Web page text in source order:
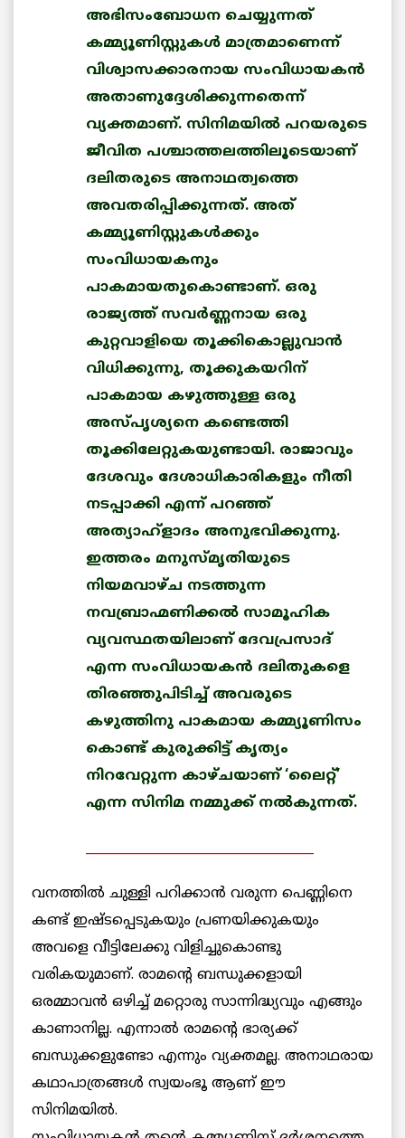
അഭിസംബോധന ചെയ്യുന്നത്
കമ്മ്യൂണിസ്റ്റുകള്‍ മാത്രമാണെന്ന്
വിശ്വാസക്കാരനായ സംവിധായകന്‍
അതാണുദ്ദേശിക്കുന്നതെന്ന്
വ്യക്തമാണ്. സിനിമയില്‍ പറയരുടെ
ജീവിത പശ്ചാത്തലത്തിലൂടെയാണ്
ദലിതരുടെ അനാഥത്വത്തെ
അവതരിപ്പിക്കുന്നത്. അത്
കമ്മ്യൂണിസ്റ്റുകള്‍ക്കും
സംവിധായകനും
പാകമായതുകൊണ്ടാണ്. ഒരു
രാജ്യത്ത് സവര്‍ണ്ണനായ ഒരു
കുറ്റവാളിയെ തൂക്കികൊല്ലുവാന്‍
വിധിക്കുന്നു, തൂക്കുകയറിന്
പാകമായ കഴുത്തുള്ള ഒരു
അസ്പൃശ്യനെ കണ്ടെത്തി
തൂക്കിലേറ്റുകയുണ്ടായി. രാജാവും
ദേശവും ദേശാധികാരികളും നീതി
നടപ്പാക്കി എന്ന് പറഞ്ഞ്
അത്യാഹ്‌ളാദം അനുഭവിക്കുന്നു.
ഇത്തരം മനുസ്മൃതിയുടെ
നിയമവാഴ്ച നടത്തുന്ന
നവബ്രാഹ്മണിക്കല്‍ സാമൂഹിക
വ്യവസ്ഥതയിലാണ് ദേവപ്രസാദ്
എന്ന സംവിധായകന്‍ ദലിതുകളെ
തിരഞ്ഞുപിടിച്ച് അവരുടെ
കഴുത്തിനു പാകമായ കമ്മ്യൂണിസം
കൊണ്ട് കുരുക്കിട്ട് കൃത്യം
നിറവേറ്റുന്ന കാഴ്ചയാണ് ‘ലൈറ്റ്’
എന്ന സിനിമ നമ്മുക്ക് നല്‍കുന്നത്.
____________________________________
വനത്തില്‍ ചുള്ളി പറിക്കാന്‍ വരുന്ന പെണ്ണിനെ
കണ്ട് ഇഷ്ടപ്പെടുകയും പ്രണയിക്കുകയും
അവളെ വീട്ടിലേക്കു വിളിച്ചുകൊണ്ടു
വരികയുമാണ്. രാമന്റെ ബന്ധുക്കളായി
ഒരമ്മാവന്‍ ഒഴിച്ച് മറ്റൊരു സാന്നിദ്ധ്യവും എങ്ങും
കാണാനില്ല. എന്നാല്‍ രാമന്റെ ഭാര്യക്ക്
ബന്ധുക്കളുണ്ടോ എന്നും വ്യക്തമല്ല. അനാഥരായ
കഥാപാത്രങ്ങള്‍ സ്വയംഭൂ ആണ് ഈ
സിനിമയില്‍.